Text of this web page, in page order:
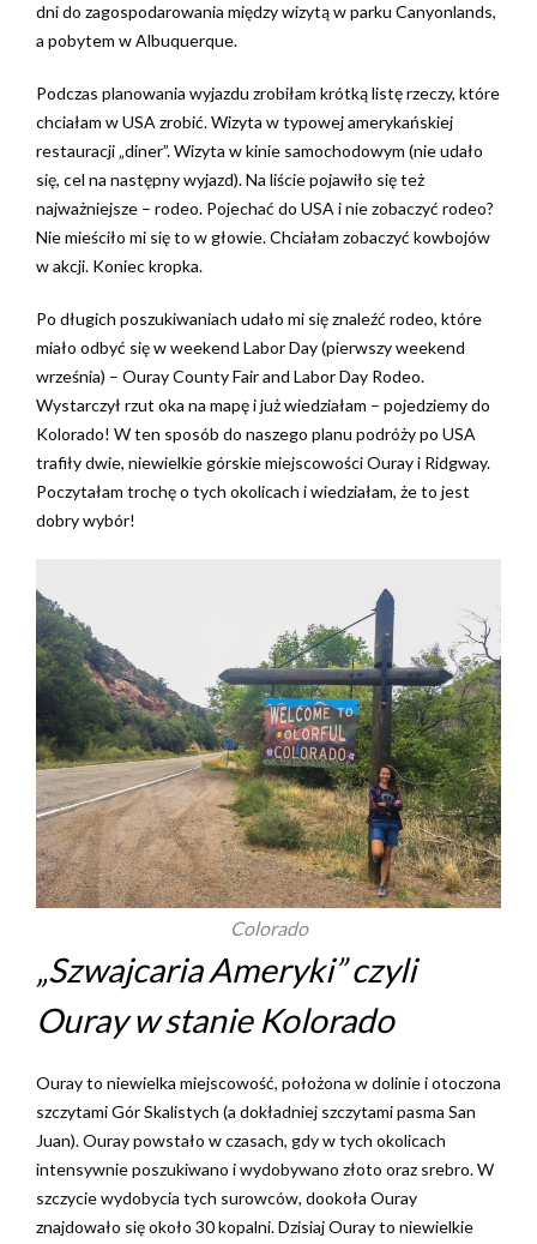
dni do zagospodarowania między wizytą w parku Canyonlands,
a pobytem w Albuquerque.
Podczas planowania wyjazdu zrobiłam krótką listę rzeczy, które
chciałam w USA zrobić. Wizyta w typowej amerykańskiej
restauracji „diner”. Wizyta w kinie samochodowym (nie udało
się, cel na następny wyjazd). Na liście pojawiło się też
najważniejsze – rodeo. Pojechać do USA i nie zobaczyć rodeo?
Nie mieściło mi się to w głowie. Chciałam zobaczyć kowbojów
w akcji. Koniec kropka.
Po długich poszukiwaniach udało mi się znaleźć rodeo, które
miało odbyć się w weekend Labor Day (pierwszy weekend
września) – Ouray County Fair and Labor Day Rodeo.
Wystarczył rzut oka na mapę i już wiedziałam – pojedziemy do
Kolorado! W ten sposób do naszego planu podróży po USA
trafiły dwie, niewielkie górskie miejscowości Ouray i Ridgway.
Poczytałam trochę o tych okolicach i wiedziałam, że to jest
dobry wybór!
Colorado
„Szwajcaria Ameryki” czyli
Ouray w stanie Kolorado
Ouray to niewielka miejscowość, położona w dolinie i otoczona
szczytami Gór Skalistych (a dokładniej szczytami pasma San
Juan). Ouray powstało w czasach, gdy w tych okolicach
intensywnie poszukiwano i wydobywano złoto oraz srebro. W
szczycie wydobycia tych surowców, dookoła Ouray
znajdowało się około 30 kopalni. Dzisiaj Ouray to niewielkie